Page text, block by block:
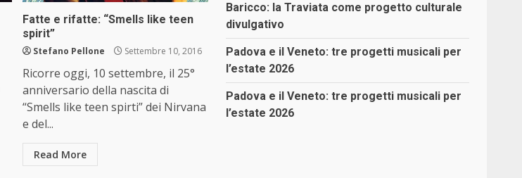
Fatte e rifatte: “Smells like teen
spirit”
Stefano Pellone Settembre 10, 2016
Ricorre oggi, 10 settembre, il 25°
anniversario della nascita di
“Smells like teen spirti” dei Nirvana
e del...
Read More
Baricco: la Traviata come progetto culturale
divulgativo
Padova e il Veneto: tre progetti musicali per
l’estate 2026
Padova e il Veneto: tre progetti musicali per
l’estate 2026